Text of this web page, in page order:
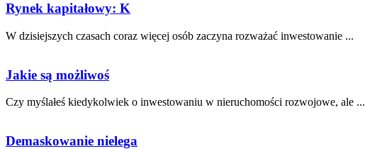
Rynek kapitałowy: K
W dzisiejszych ​czasach coraz więcej osób zaczyna rozważać ‍inwestowanie ...
Jakie są możliwoś
Czy myślałeś kiedykolwiek o inwestowaniu w nieruchomości‌ rozwojowe,⁤ ale ...
Demaskowanie nielega